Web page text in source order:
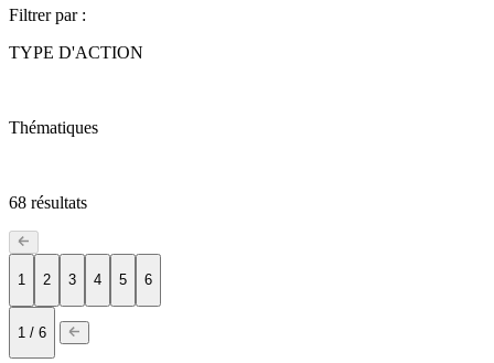
Filtrer par :
TYPE D'ACTION
Thématiques
68 résultats
1 2 3 4 5 6
1 / 6